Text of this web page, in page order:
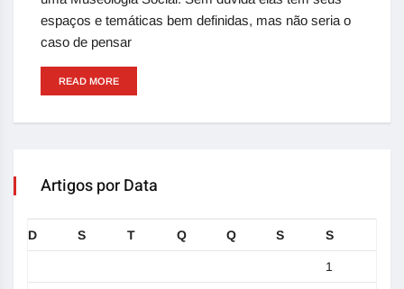
espaços e temáticas bem definidas, mas não seria o
caso de pensar
READ MORE
Artigos por Data
D S T Q Q S S
1